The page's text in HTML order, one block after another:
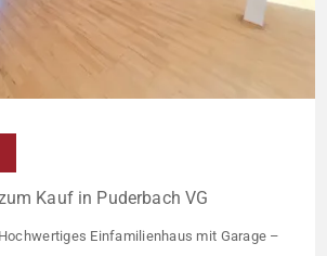
Kauf in Puderbach VG
Einfamilienhaus mit Garage –